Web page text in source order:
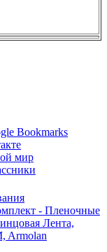
- Пленочные
Лента,
Armolan